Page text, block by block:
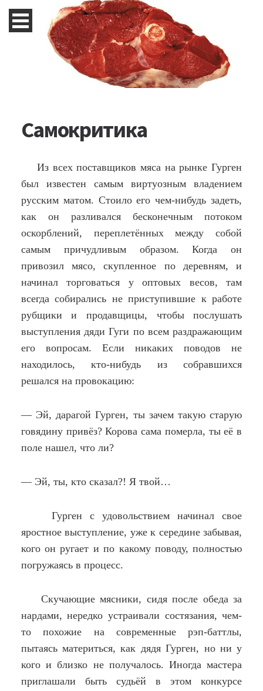
Самокритика
Из всех поставщиков мяса на рынке Гурген
был известен самым виртуозным владением
русским матом. Стоило его чем-нибудь задеть,
как он разливался бесконечным потоком
оскорблений, переплетённых между собой
самым причудливым образом. Когда он
привозил мясо, скупленное по деревням, и
начинал торговаться у оптовых весов, там
всегда собирались не приступившие к работе
рубщики и продавщицы, чтобы послушать
выступления дяди Гуги по всем раздражающим
его вопросам. Если никаких поводов не
находилось, кто-нибудь из собравшихся
решался на провокацию:
— Эй, дарагой Гурген, ты зачем такую старую
говядину привёз? Корова сама померла, ты её в
поле нашел, что ли?
— Эй, ты, кто сказал?! Я твой…
Гурген с удовольствием начинал свое
яростное выступление, уже к середине забывая,
кого он ругает и по какому поводу, полностью
погружаясь в процесс.
Скучающие мясники, сидя после обеда за
нардами, нередко устраивали состязания, чем-
то похожие на современные рэп-баттлы,
пытаясь материться, как дядя Гурген, но ни у
кого и близко не получалось. Иногда мастера
приглашали быть судьёй в этом конкурсе